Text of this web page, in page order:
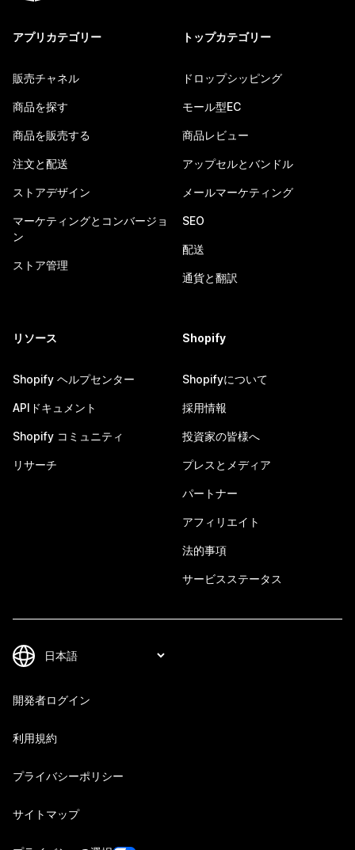
アプリカテゴリー
販売チャネル
商品を探す
商品を販売する
注文と配送
ストアデザイン
マーケティングとコンバージョ
ン
ストア管理
トップカテゴリー
ドロップシッピング
モール型EC
商品レビュー
アップセルとバンドル
メールマーケティング
SEO
配送
通貨と翻訳
リソース
Shopify ヘルプセンター
APIドキュメント
Shopify コミュニティ
リサーチ
Shopify
Shopifyについて
採用情報
投資家の皆様へ
プレスとメディア
パートナー
アフィリエイト
法的事項
サービスステータス
開発者ログイン
利用規約
プライバシーポリシー
サイトマップ